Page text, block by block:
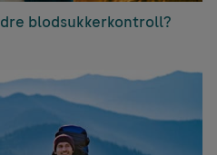
blodsukkerkontroll?